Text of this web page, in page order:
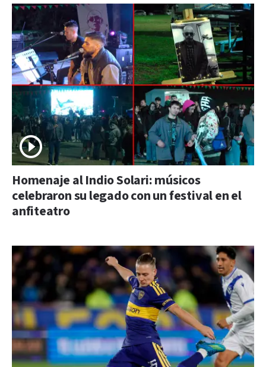
Homenaje al Indio Solari: músicos
celebraron su legado con un festival en el
anfiteatro